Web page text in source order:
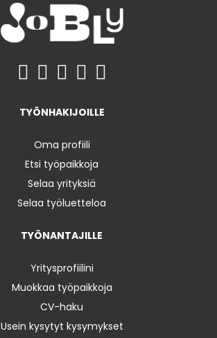
TYÖNHAKIJOILLE
Oma profiili
Etsi työpaikkoja
Selaa yrityksiä
Selaa työluetteloa
TYÖNANTAJILLE
Yritysprofiilini
Muokkaa työpaikkoja
CV-haku
Usein kysytyt kysymykset